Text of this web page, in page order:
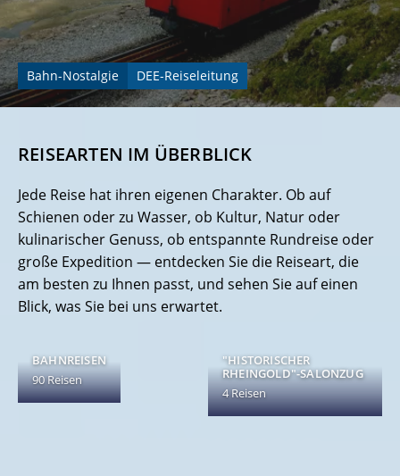
weltweit
Bahn-Nostalgie DEE-Reiseleitung
REISEARTEN IM ÜBERBLICK
Jede Reise hat ihren eigenen Charakter. Ob auf
Schienen oder zu Wasser, ob Kultur, Natur oder
kulinarischer Genuss, ob entspannte Rundreise oder
große Expedition — entdecken Sie die Reiseart, die
am besten zu Ihnen passt, und sehen Sie auf einen
Blick, was Sie bei uns erwartet.
BAHNREISEN
90 Reisen
"HISTORISCHER
RHEINGOLD"-SALONZUG
4 Reisen